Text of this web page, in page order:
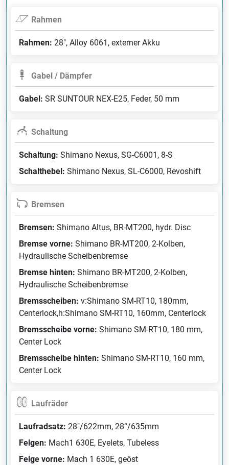
Rahmen
Rahmen: 28", Alloy 6061, externer Akku
Gabel / Dämpfer
Gabel: SR SUNTOUR NEX-E25, Feder, 50 mm
Schaltung
Schaltung: Shimano Nexus, SG-C6001, 8-S
Schalthebel: Shimano Nexus, SL-C6000, Revoshift
Bremsen
Bremsen: Shimano Altus, BR-MT200, hydr. Disc
Bremse vorne: Shimano BR-MT200, 2-Kolben,
Hydraulische Scheibenbremse
Bremse hinten: Shimano BR-MT200, 2-Kolben,
Hydraulische Scheibenbremse
Bremsscheiben: v:Shimano SM-RT10, 180mm,
Centerlock,h:Shimano SM-RT10, 160mm, Centerlock
Bremsscheibe vorne: Shimano SM-RT10, 180 mm,
Center Lock
Bremsscheibe hinten: Shimano SM-RT10, 160 mm,
Center Lock
Laufräder
Laufradsatz: 28"/622mm, 28“/635mm
Felgen: Mach1 630E, Eyelets, Tubeless
Felge vorne: Mach 1 630E, geöst